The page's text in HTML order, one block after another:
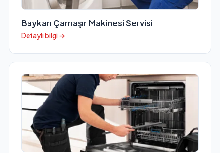
Baykan Çamaşır Makinesi Servisi
Detaylı bilgi →